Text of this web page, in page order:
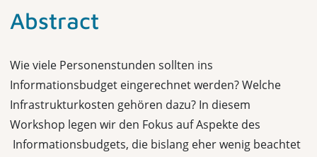
Abstract
Wie viele Personenstunden sollten ins
Informationsbudget eingerechnet werden? Welche
Infrastrukturkosten gehören dazu? In diesem
Workshop legen wir den Fokus auf Aspekte des
Informationsbudgets, die bislang eher wenig beachtet